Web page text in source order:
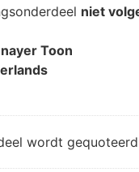
niet
Toon
wordt